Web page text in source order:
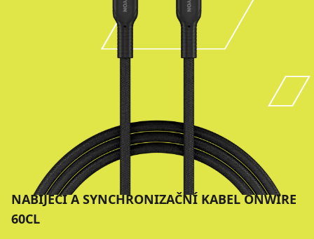
NABÍJECÍ A SYNCHRONIZAČNÍ KABEL ONWIRE
60CL